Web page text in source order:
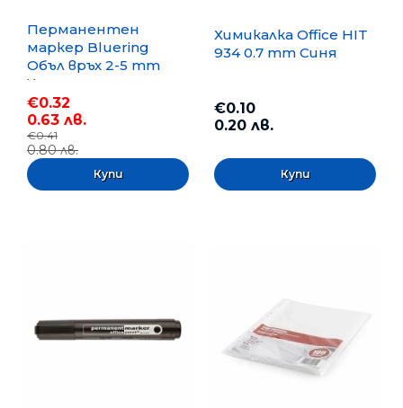
Перманентен
маркер Bluering
Объл връх 2-5 mm
Черен
€0.32
0.63 лв.
€0.41
0.80 лв.
Химикалка Office HIT
934 0.7 mm Синя
€0.10
0.20 лв.